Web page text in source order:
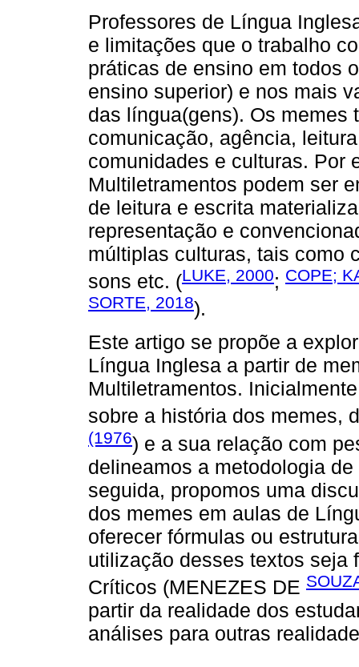
Professores de Língua
e limitações que o trabalho
práticas de ensino em todos
ensino superior) e nos mais
das língua(gens). Os memes
comunicação, agência,
comunidades e culturas. Por
Multiletramentos podem ser
de leitura e escrita
representação e
múltiplas culturas, tais como
sons etc. (LUKE, 2000; COPE;
SORTE, 2018).
Este artigo se propõe a
Língua Inglesa a partir de
Multiletramentos.
sobre a história dos memes,
(1976) e a sua relação com
delineamos a metodologia
seguida, propomos uma
dos memes em aulas de
oferecer fórmulas ou
utilização desses textos seja
Críticos (MENEZES DE
partir da realidade dos
análises para outras